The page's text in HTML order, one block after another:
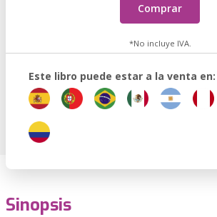
Comprar
*No incluye IVA.
Este libro puede estar a la venta en:
Sinopsis